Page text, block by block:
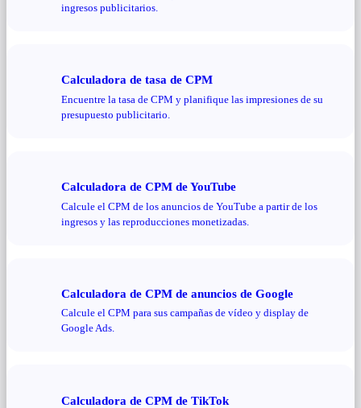
ingresos publicitarios.
Calculadora de tasa de CPM
Encuentre la tasa de CPM y planifique las impresiones de su
presupuesto publicitario.
Calculadora de CPM de YouTube
Calcule el CPM de los anuncios de YouTube a partir de los
ingresos y las reproducciones monetizadas.
Calculadora de CPM de anuncios de Google
Calcule el CPM para sus campañas de vídeo y display de
Google Ads.
Calculadora de CPM de TikTok